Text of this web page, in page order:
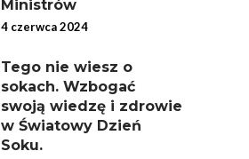
Ministrów
4 czerwca 2024
Tego nie wiesz o
sokach. Wzbogać
swoją wiedzę i zdrowie
w Światowy Dzień
Soku.